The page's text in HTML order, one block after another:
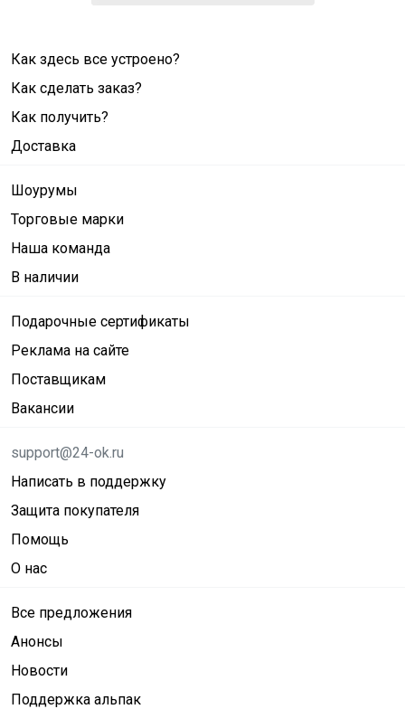
Как здесь все устроено?
Как сделать заказ?
Как получить?
Доставка
Шоурумы
Торговые марки
Наша команда
В наличии
Подарочные сертификаты
Реклама на сайте
Поставщикам
Вакансии
support@24-ok.ru
Написать в поддержку
Защита покупателя
Помощь
О нас
Все предложения
Анонсы
Новости
Поддержка альпак